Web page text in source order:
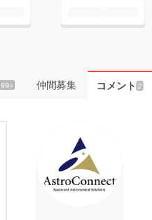
99+ 仲間募集 コメント 2